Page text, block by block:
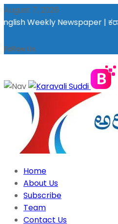
August 7, 2026
ಸುದ್ದಿ - ಅರವಿನತ್ತ ನಮ್ಮ ಚಿತ್ತ
Follow Us
Home
About Us
Subscribe
Team
Contact Us